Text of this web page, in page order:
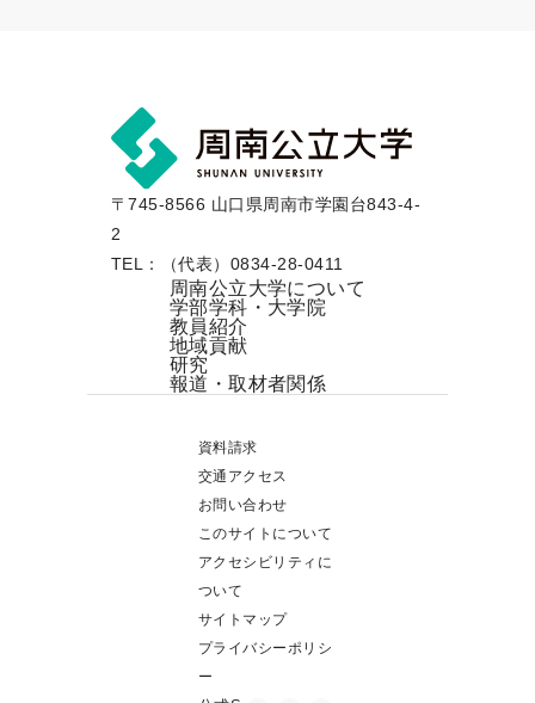
〒745-8566 山口県周南市学園台843-4-
2
TEL：（代表）0834-28-0411
周南公立大学について
学部学科・大学院
教員紹介
地域貢献
研究
報道・取材者関係
資料請求
交通アクセス
お問い合わせ
このサイトについて
アクセシビリティに
ついて
サイトマップ
プライバシーポリシ
ー